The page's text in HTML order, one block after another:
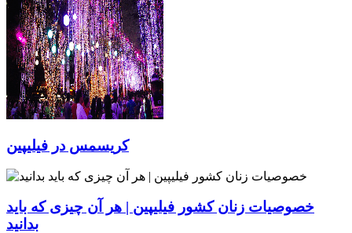
کریسمس در فیلیپین
خصوصیات زنان کشور فیلیپین | هر آن چیزی که باید
بدانید